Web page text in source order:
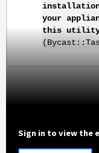
installation
your
this utility
Sign in to view the